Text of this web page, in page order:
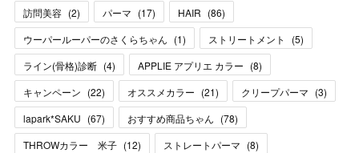
訪問美容 (2) パーマ (17) HAIR (86)
ウーパールーパーのさくらちゃん (1) ストリートメント (5)
ライン(骨格)診断 (4) APPLIE アプリエ カラー (8)
キャンペーン (22) オススメカラー (21) クリープパーマ (3)
lapark*SAKU (67) おすすめ商品ちゃん (78)
THROWカラー 米子 (12) ストレートパーマ (8)